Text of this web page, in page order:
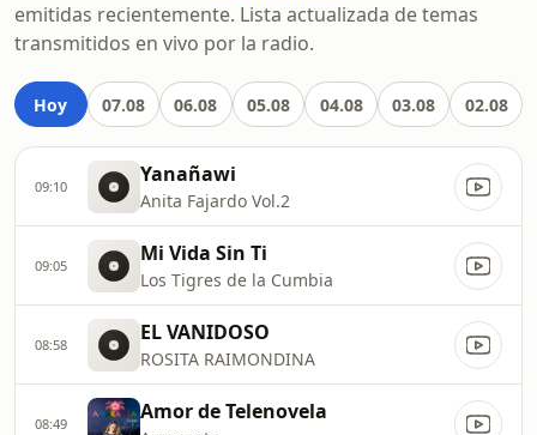
emitidas recientemente. Lista actualizada de temas
transmitidos en vivo por la radio.
Hoy 07.08 06.08 05.08 04.08 03.08 02.08
09:10 Yanañawi
Anita Fajardo Vol.2
09:05 Mi Vida Sin Ti
Los Tigres de la Cumbia
08:58 EL VANIDOSO
ROSITA RAIMONDINA
08:49 Amor de Telenovela